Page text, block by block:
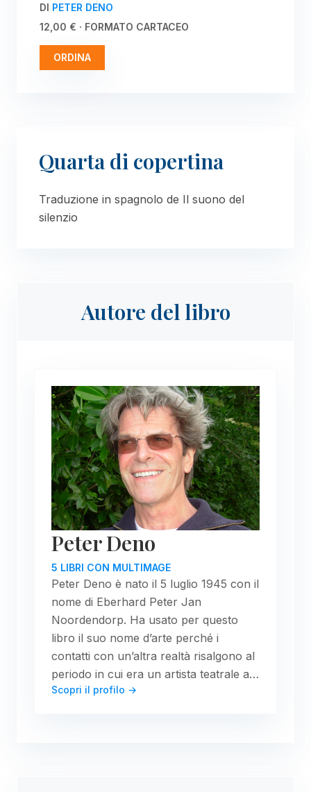
DI PETER DENO
12,00 € · FORMATO CARTACEO
ORDINA
Quarta di copertina
Traduzione in spagnolo de Il suono del
silenzio
Autore del libro
Peter Deno
5 LIBRI CON MULTIMAGE
Peter Deno è nato il 5 luglio 1945 con il
nome di Eberhard Peter Jan
Noordendorp. Ha usato per questo
libro il suo nome d’arte perché i
contatti con un’altra realtà risalgono al
periodo in cui era un artista teatrale a…
Scopri il profilo →